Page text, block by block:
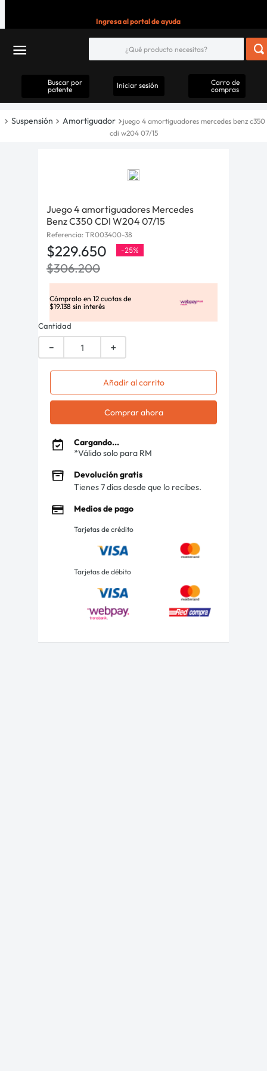
Ingresa al portal de ayuda
Buscar por
patente
Iniciar sesión
Carro de
compras
Suspensión Amortiguador
juego 4 amortiguadores mercedes benz c350
cdi w204 07/15
Juego 4 amortiguadores Mercedes
Benz C350 CDI W204 07/15
Referencia: TR003400-38
$229.650 -25%
$306.200
Cómpralo en 12 cuotas de
$19.138 sin interés
Cantidad
＋
－
Añadir al carrito
Comprar ahora
Cargando...
*Válido solo para RM
Devolución gratis
Tienes 7 días desde que lo recibes.
Medios de pago
Tarjetas de crédito
Tarjetas de débito